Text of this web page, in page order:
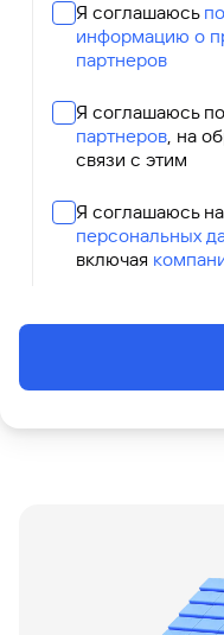
Я соглашаюсь
информацию о
партнеров
Я соглашаюсь
партнеров, на
связи с этим
Я соглашаюсь на
персональных
включая